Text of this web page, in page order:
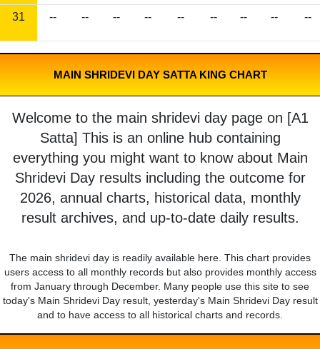
31 -- -- -- -- -- -- -- -- --
MAIN SHRIDEVI DAY SATTA KING CHART
Welcome to the main shridevi day page on [A1
Satta] This is an online hub containing
everything you might want to know about Main
Shridevi Day results including the outcome for
2026, annual charts, historical data, monthly
result archives, and up-to-date daily results.
The main shridevi day is readily available here. This chart provides
users access to all monthly records but also provides monthly access
from January through December. Many people use this site to see
today's Main Shridevi Day result, yesterday's Main Shridevi Day result
and to have access to all historical charts and records.